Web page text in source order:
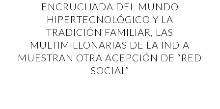
ENCRUCIJADA DEL MUNDO
HIPERTECNOLÓGICO Y LA
TRADICIÓN FAMILIAR, LAS
MULTIMILLONARIAS DE LA INDIA
MUESTRAN OTRA ACEPCIÓN DE “RED
SOCIAL”